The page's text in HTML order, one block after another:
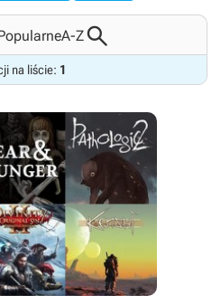
A-Z
na liście: 1